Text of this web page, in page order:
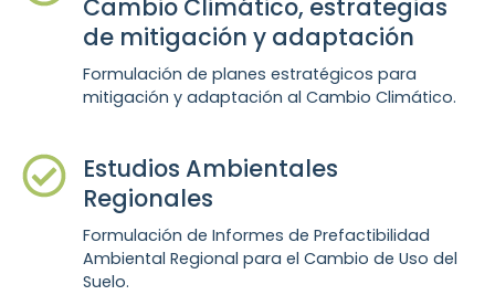
Cambio Climático, estrategias
de mitigación y adaptación
Formulación de planes estratégicos para
mitigación y adaptación al Cambio Climático.
Estudios Ambientales
Regionales
Formulación de Informes de Prefactibilidad
Ambiental Regional para el Cambio de Uso del
Suelo.